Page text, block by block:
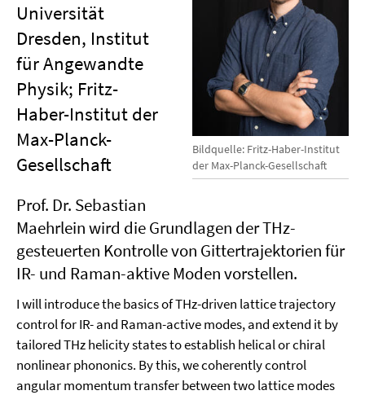
Bildquelle: Fritz-Haber-Institut
der Max-Planck-Gesellschaft
Universität
Dresden, Institut
für Angewandte
Physik; Fritz-
Haber-Institut der
Max-Planck-
Gesellschaft
Prof. Dr. Sebastian
Maehrlein wird die Grundlagen der THz-
gesteuerten Kontrolle von Gittertrajektorien für
IR- und Raman-aktive Moden vorstellen.
I will introduce the basics of THz-driven lattice trajectory
control for IR- and Raman-active modes, and extend it by
tailored THz helicity states to establish helical or chiral
nonlinear phononics. By this, we coherently control
angular momentum transfer between two lattice modes